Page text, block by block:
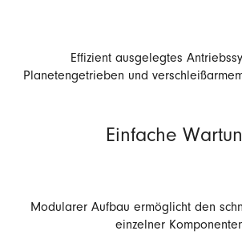
Effizient ausgelegtes
Planetengetrieben und
Einfache
Modularer Aufbau ermöglicht den
einzelner